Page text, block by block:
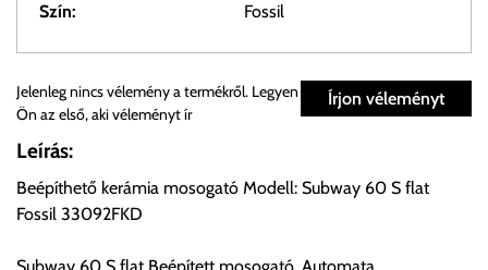
Szín:
Fossil
Személyes átvétel:
Önnek lehetősége van rendelését a beérkezést követően
előre egyeztetett időpontban.
Írjon véleményt
Jelenleg nincs vélemény a termékről. Legyen
Ön az első, aki véleményt ír
Leírás:
Beépíthető kerámia mosogató Modell: Subway 60 S flat
Fossil 33092FKD